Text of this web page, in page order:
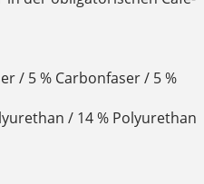
/ 5 % Carbonfaser / 5 %
/ 14 % Polyurethan